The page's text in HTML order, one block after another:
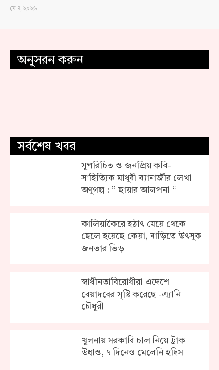
মে ৪, ২০২৬
অনুসরন করুন
সর্বশেষ খবর
সুপরিচিত ও জনপ্রিয় কবি-
সাহিত্যিক মাধুরী ব্যানার্জীর লেখা
অণুগল্প : ” ছায়ার আলপনা “
কালিয়াকৈরে হঠাৎ মেয়ে থেকে
ছেলে হয়েছে কেয়া, বাড়িতে উৎসুক
জনতার ভিড়
স্বাধীনতাবিরোধীরা এদেশে
বেয়াদবের সৃষ্টি করেছে -এ্যানি
চৌধুরী
খুলনায় সরকা‌রি চাল নিয়ে ট্রাক
উধাও, ৭ দিনেও মেলে‌নি হ‌দিস